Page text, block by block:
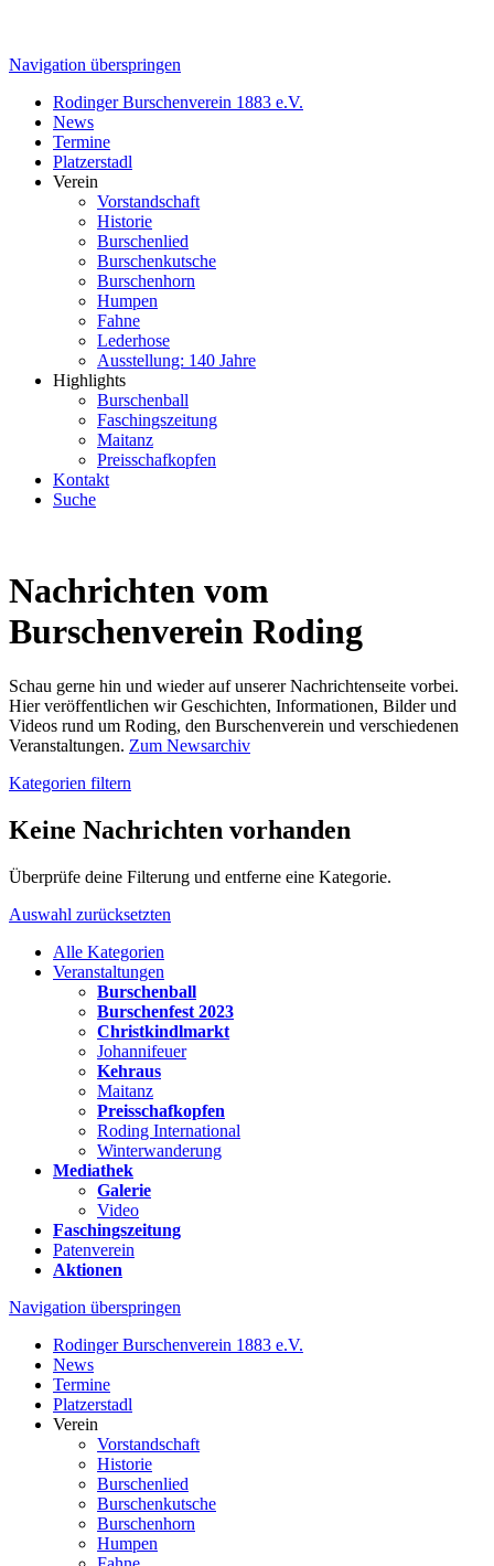
Navigation überspringen
Rodinger Burschenverein 1883 e.V.
News
Termine
Platzerstadl
Verein
Vorstandschaft
Historie
Burschenlied
Burschenkutsche
Burschenhorn
Humpen
Fahne
Lederhose
Ausstellung: 140 Jahre
Highlights
Burschenball
Faschingszeitung
Maitanz
Preisschafkopfen
Kontakt
Suche
Nachrichten vom
Burschenverein Roding
Schau gerne hin und wieder auf unserer Nachrichtenseite vorbei.
Hier veröffentlichen wir Geschichten, Informationen, Bilder und
Videos rund um Roding, den Burschenverein und verschiedenen
Veranstaltungen. Zum Newsarchiv
Kategorien filtern
Keine Nachrichten vorhanden
Überprüfe deine Filterung und entferne eine Kategorie.
Auswahl zurücksetzten
Alle Kategorien
Veranstaltungen
Burschenball
Burschenfest 2023
Christkindlmarkt
Johannifeuer
Kehraus
Maitanz
Preisschafkopfen
Roding International
Winterwanderung
Mediathek
Galerie
Video
Faschingszeitung
Patenverein
Aktionen
Navigation überspringen
Rodinger Burschenverein 1883 e.V.
News
Termine
Platzerstadl
Verein
Vorstandschaft
Historie
Burschenlied
Burschenkutsche
Burschenhorn
Humpen